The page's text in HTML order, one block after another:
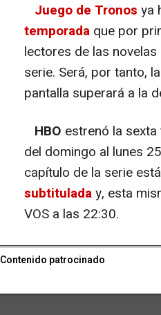
Juego de Tronos ya
temporada que por
lectores de las novelas
serie. Será, por tanto,
pantalla superará a la
HBO estrenó la
del domingo al lunes
capítulo de la serie
subtituladay, esta
VOS a las 22:30.
Contenido patrocinado